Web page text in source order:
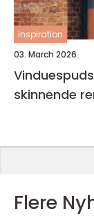
inspiration
03. March 2026
Vinduespudser
skinnende
Flere